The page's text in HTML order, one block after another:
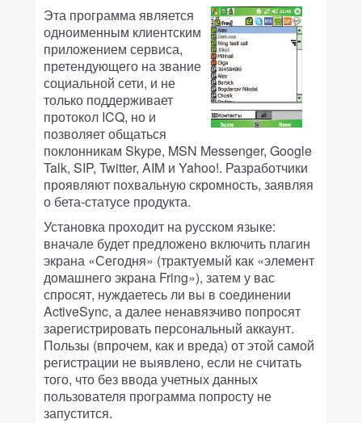
Эта программа является
одноименным клиентским
приложением сервиса,
претендующего на звание
социальной сети, и не
только поддерживает
протокол ICQ, но и
позволяет общаться
поклонникам Skype, MSN Messenger, Google
Talk, SIP, Twitter, AIM и Yahoo!. Разработчики
проявляют похвальную скромность, заявляя
о бета-статусе продукта.
Установка проходит на русском языке:
вначале будет предложено включить плагин
экрана «Сегодня» (трактуемый как «элемент
домашнего экрана Fring»), затем у вас
спросят, нуждаетесь ли вы в соединении
ActiveSync, а далее ненавязчиво попросят
зарегистрировать персональный аккаунт.
Пользы (впрочем, как и вреда) от этой самой
регистрации не выявлено, если не считать
того, что без ввода учетных данных
пользователя программа попросту не
запустится.